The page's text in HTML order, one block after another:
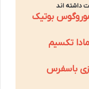
داشته اند
بوتیک
تکسیم
باسفرس